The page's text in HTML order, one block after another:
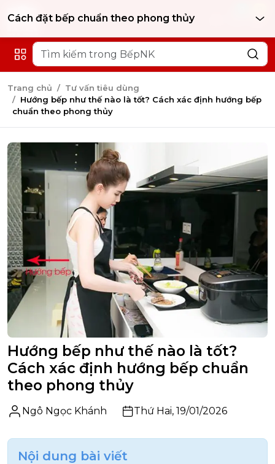
Trang chủ
Tư vấn tiêu dùng
Hướng bếp như thế nào là tốt? Cách xác định hướng bếp
chuẩn theo phong thủy
Hướng bếp như thế nào là tốt?
Cách xác định hướng bếp chuẩn
theo phong thủy
Ngô Ngọc Khánh Thứ Hai, 19/01/2026
Nội dung bài viết
Cách đặt bếp chuẩn theo phong thủy
Hướng bếp như thế nào là tốt? Cách xác định hướng bếp
Cách đặt bếp chuẩn theo phong thủy